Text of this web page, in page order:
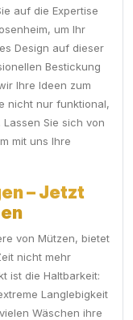
auf die Expertise
um Ihr
Design auf dieser
Bestickung
Ihre Ideen zum
nicht nur funktional,
Sie sich von
mit uns Ihre
– Jetzt
von Mützen, bietet
nicht mehr
ist die Haltbarkeit:
Langlebigkeit
Wäschen ihre